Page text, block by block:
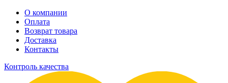
О компании
Оплата
Возврат товара
Доставка
Контакты
Контроль качества